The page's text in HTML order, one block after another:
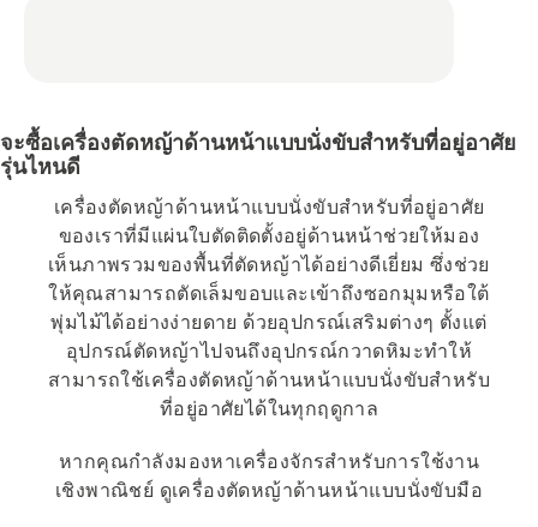
จะซื้อเครื่องตัดหญ้าด้านหน้าแบบนั่งขับสำหรับที่อยู่อาศัย
รุ่นไหนดี
เครื่องตัดหญ้าด้านหน้าแบบนั่งขับสำหรับที่อยู่อาศัย
ของเราที่มีแผ่นใบตัดติดตั้งอยู่ด้านหน้าช่วยให้มอง
เห็นภาพรวมของพื้นที่ตัดหญ้าได้อย่างดีเยี่ยม ซึ่งช่วย
ให้คุณสามารถตัดเล็มขอบและเข้าถึงซอกมุมหรือใต้
พุ่มไม้ได้อย่างง่ายดาย ด้วยอุปกรณ์เสริมต่างๆ ตั้งแต่
อุปกรณ์ตัดหญ้าไปจนถึงอุปกรณ์กวาดหิมะทำให้
สามารถใช้เครื่องตัดหญ้าด้านหน้าแบบนั่งขับสำหรับ
ที่อยู่อาศัยได้ในทุกฤดูกาล
หากคุณกำลังมองหาเครื่องจักรสำหรับการใช้งาน
เชิงพาณิชย์ ดูเครื่องตัดหญ้าด้านหน้าแบบนั่งขับมือ